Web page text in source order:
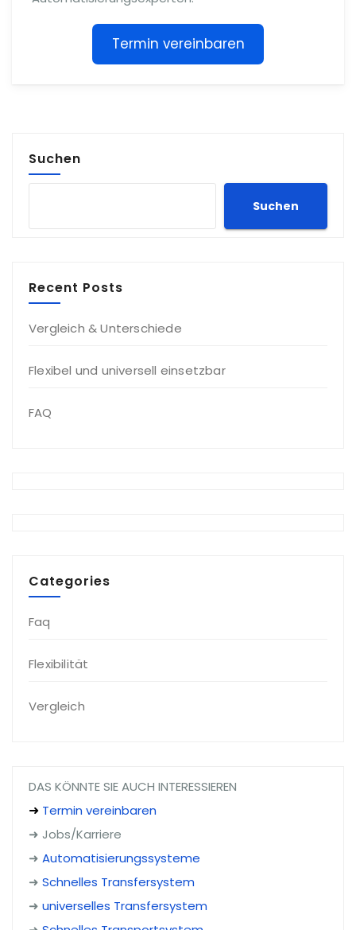
Termin vereinbaren
Suchen
Suchen
Recent Posts
Vergleich & Unterschiede
Flexibel und universell einsetzbar
FAQ
Categories
Faq
Flexibilität
Vergleich
DAS KÖNNTE SIE AUCH INTERESSIEREN
➜ Termin vereinbaren
➜ Jobs/Karriere
➜ Automatisierungssysteme
➜ Schnelles Transfersystem
➜ universelles Transfersystem